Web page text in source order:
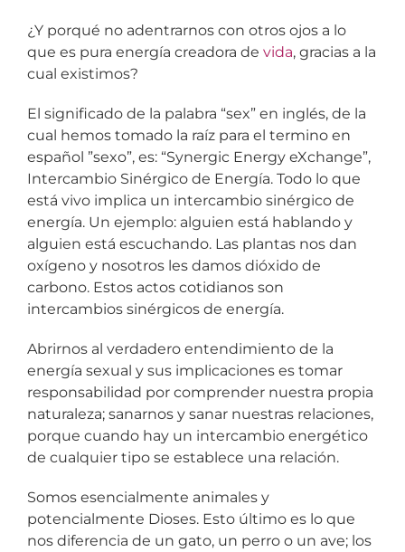
¿Y porqué no adentrarnos con otros ojos a lo
que es pura energía creadora de vida, gracias a la
cual existimos?
El significado de la palabra “sex” en inglés, de la
cual hemos tomado la raíz para el termino en
español ”sexo”, es: “Synergic Energy eXchange”,
Intercambio Sinérgico de Energía. Todo lo que
está vivo implica un intercambio sinérgico de
energía. Un ejemplo: alguien está hablando y
alguien está escuchando. Las plantas nos dan
oxígeno y nosotros les damos dióxido de
carbono. Estos actos cotidianos son
intercambios sinérgicos de energía.
Abrirnos al verdadero entendimiento de la
energía sexual y sus implicaciones es tomar
responsabilidad por comprender nuestra propia
naturaleza; sanarnos y sanar nuestras relaciones,
porque cuando hay un intercambio energético
de cualquier tipo se establece una relación.
Somos esencialmente animales y
potencialmente Dioses. Esto último es lo que
nos diferencia de un gato, un perro o un ave; los